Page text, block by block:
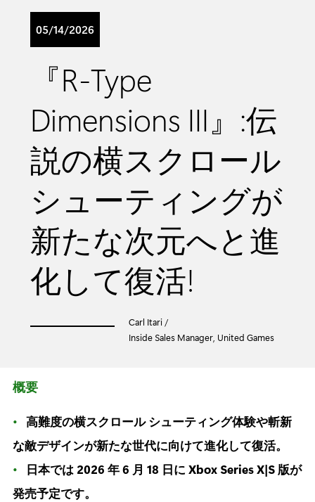
05/14/2026
『R-Type
Dimensions III』:伝
説の横スクロール
シューティングが
新たな次元へと進
化して復活!
Carl Itari /
Inside Sales Manager, United Games
概要
高難度の横スクロール シューティング体験や斬新
な敵デザインが新たな世代に向けて進化して復活。
日本では 2026 年 6 月 18 日に Xbox Series X|S 版が
発売予定です。